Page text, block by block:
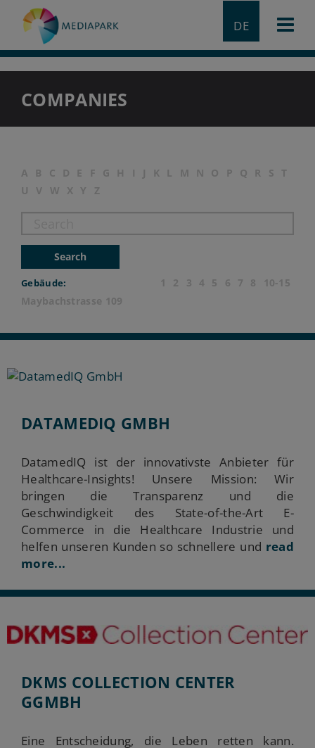
DE
COMPANIES
A B C D E F G H I J K L M N O P Q R S
T
U
V W X Y Z
Search
Gebäude: 1 2 3 4 5 6 7 8
10-15
Maybachstrasse 109
DATAMEDIQ GMBH
DatamedIQ ist der innovativste Anbieter für
Healthcare-Insights! Unsere Mission: Wir
bringen die Transparenz und die
Geschwindigkeit des State-of-the-Art E-
Commerce in die Healthcare Industrie und
helfen unseren Kunden so schnellere und read
more...
DKMS COLLECTION CENTER
GGMBH
Eine Entscheidung, die Leben retten kann.